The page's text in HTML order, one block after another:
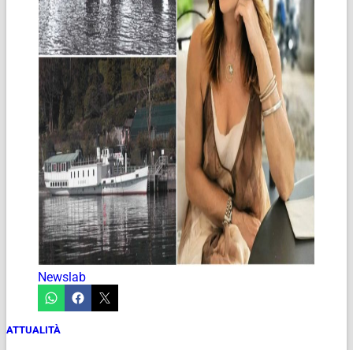
Newslab
ATTUALITÀ